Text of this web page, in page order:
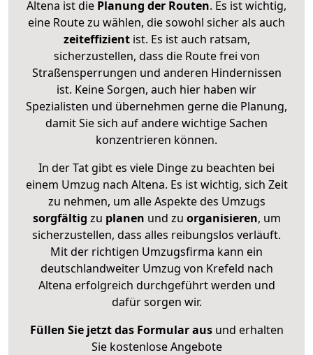
Altena ist die Planung der Routen. Es ist wichtig,
eine Route zu wählen, die sowohl sicher als auch
zeiteffizientist. Es ist auch ratsam,
sicherzustellen, dass die Route frei von
Straßensperrungen und anderen Hindernissen
ist. Keine Sorgen, auch hier haben wir
Spezialisten und übernehmen gerne die Planung,
damit Sie sich auf andere wichtige Sachen
konzentrieren können.
In der Tat gibt es viele Dinge zu beachten bei
einem Umzug nach Altena. Es ist wichtig, sich Zeit
zu nehmen, um alle Aspekte des Umzugs
sorgfältig zu planen und zu organisieren, um
sicherzustellen, dass alles reibungslos verläuft.
Mit der richtigen Umzugsfirma kann ein
deutschlandweiter Umzug von Krefeld nach
Altena erfolgreich durchgeführt werden und
dafür sorgen wir.
Füllen Sie jetzt das Formular ausund erhalten
Sie kostenlose Angebote